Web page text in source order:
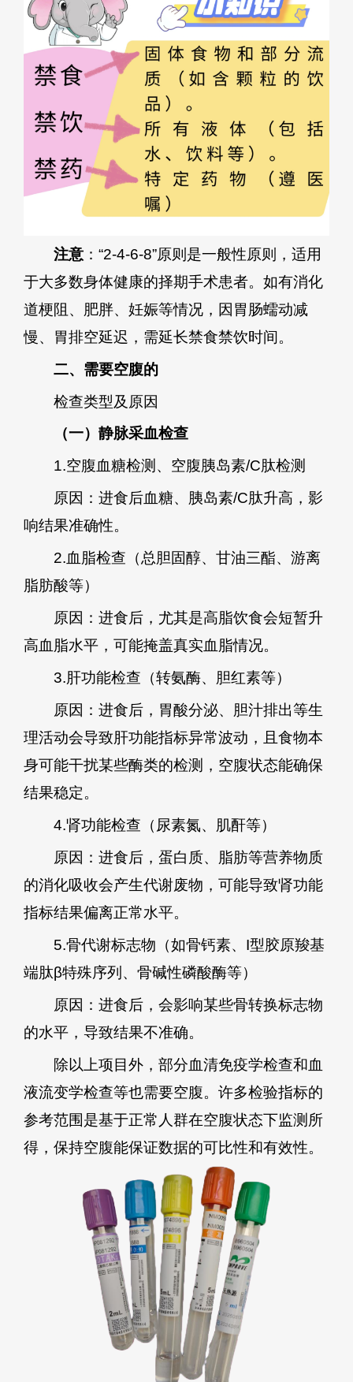
注意：“2-4-6-8”原则是一般性原则，适用
于大多数身体健康的择期手术患者。如有消化
道梗阻、肥胖、妊娠等情况，因胃肠蠕动减
慢、胃排空延迟，需延长禁食禁饮时间。
二、需要空腹的
检查类型及原因
（一）静脉采血检查
1.空腹血糖检测、空腹胰岛素/C肽检测
原因：进食后血糖、胰岛素/C肽升高，影
响结果准确性。
2.血脂检查（总胆固醇、甘油三酯、游离
脂肪酸等）
原因：进食后，尤其是高脂饮食会短暂升
高血脂水平，可能掩盖真实血脂情况。
3.肝功能检查（转氨酶、胆红素等）
原因：进食后，胃酸分泌、胆汁排出等生
理活动会导致肝功能指标异常波动，且食物本
身可能干扰某些酶类的检测，空腹状态能确保
结果稳定。
4.肾功能检查（尿素氮、肌酐等）
原因：进食后，蛋白质、脂肪等营养物质
的消化吸收会产生代谢废物，可能导致肾功能
指标结果偏离正常水平。
5.骨代谢标志物（如骨钙素、I型胶原羧基
端肽β特殊序列、骨碱性磷酸酶等）
原因：进食后，会影响某些骨转换标志物
的水平，导致结果不准确。
除以上项目外，部分血清免疫学检查和血
液流变学检查等也需要空腹。许多检验指标的
参考范围是基于正常人群在空腹状态下监测所
得，保持空腹能保证数据的可比性和有效性。